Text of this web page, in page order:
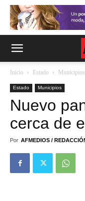
Inicio Estado Municipios
Estado Municipios
Nuevo
cerca de
Por AFMEDIOS /